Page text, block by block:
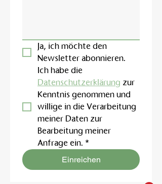
Ja, ich möchte den
Newsletter abonnieren.
Datenschutzerklärung zur
Kenntnis genommen und
willige in die Verarbeitung
meiner Daten zur
Bearbeitung meiner
Anfrage ein. *
Einreichen